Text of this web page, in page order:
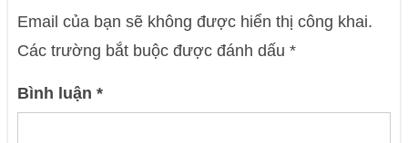
Email của bạn sẽ không được hiển thị công khai.
Các trường bắt buộc được đánh dấu*
Bình luận*